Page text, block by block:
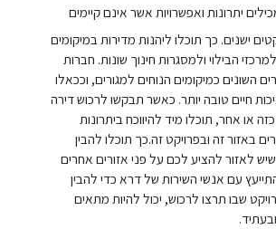
יתרונות ואפשרויות אשר אינם קיימים
ישנים. כך תוכלו ליהנות מדירות במיקומים
הבילוי ולמסגרות חינוך שונות. חברות
השונים כמיקומים הנוחים למגורים, וככאלו
חיים טובה יותר. כאשר תבקשו לרכוש דירה
או אחר, תוכלו מיד להיווכח ביתרונות
באזור זה ובפרויקט זה.כך תוכלו להבין
לאזור להציע לכם על פני אזורים אחרים
עם אנשי השירות של דרא כדי להבין
שבו תרצו לרכוש, יכול להיות מתאים